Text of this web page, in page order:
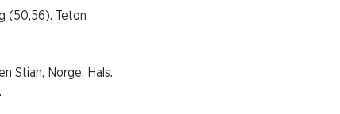
(50,56). Teton
Stian, Norge. Hals.